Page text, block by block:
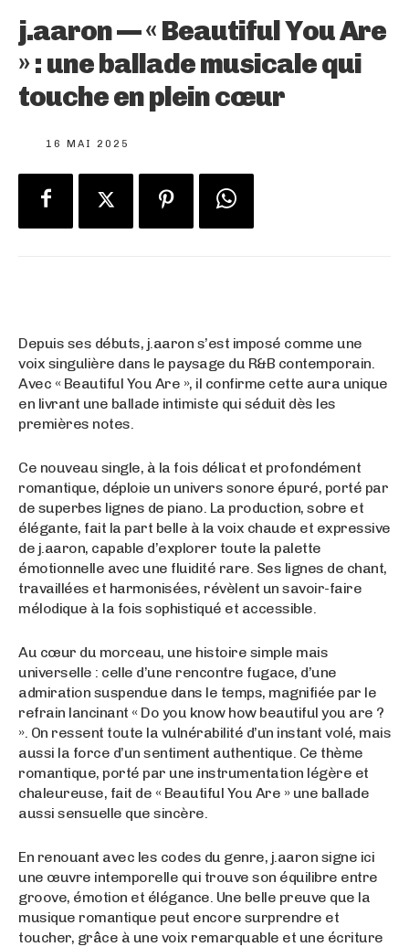
j.aaron — « Beautiful You Are
» : une ballade musicale qui
touche en plein cœur
16 MAI 2025
Depuis ses débuts, j.aaron s’est imposé comme une
voix singulière dans le paysage du R&B contemporain.
Avec « Beautiful You Are », il confirme cette aura unique
en livrant une ballade intimiste qui séduit dès les
premières notes.
Ce nouveau single, à la fois délicat et profondément
romantique, déploie un univers sonore épuré, porté par
de superbes lignes de piano. La production, sobre et
élégante, fait la part belle à la voix chaude et expressive
de j.aaron, capable d’explorer toute la palette
émotionnelle avec une fluidité rare. Ses lignes de chant,
travaillées et harmonisées, révèlent un savoir-faire
mélodique à la fois sophistiqué et accessible.
Au cœur du morceau, une histoire simple mais
universelle : celle d’une rencontre fugace, d’une
admiration suspendue dans le temps, magnifiée par le
refrain lancinant « Do you know how beautiful you are ?
». On ressent toute la vulnérabilité d’un instant volé, mais
aussi la force d’un sentiment authentique. Ce thème
romantique, porté par une instrumentation légère et
chaleureuse, fait de « Beautiful You Are » une ballade
aussi sensuelle que sincère.
En renouant avec les codes du genre, j.aaron signe ici
une œuvre intemporelle qui trouve son équilibre entre
groove, émotion et élégance. Une belle preuve que la
musique romantique peut encore surprendre et
toucher, grâce à une voix remarquable et une écriture